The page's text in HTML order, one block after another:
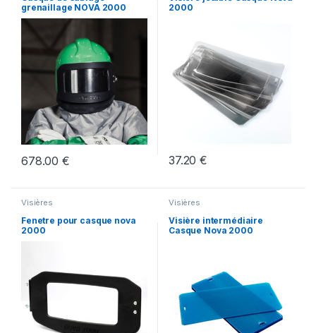
grenaillage NOVA 2000
678.00€
2000
37.20€
Visières
Fenetre pour casque nova
2000
Visières
Visière intermédiaire
Casque Nova 2000